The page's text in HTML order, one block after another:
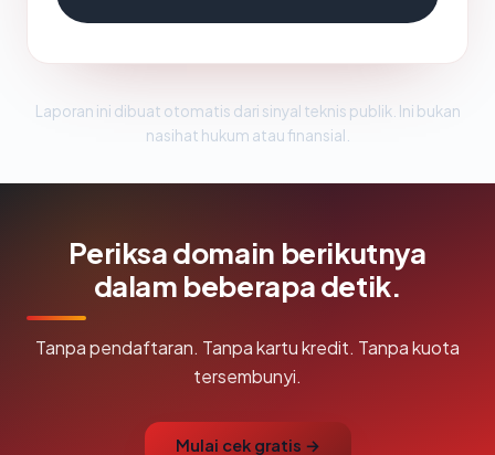
Laporan ini dibuat otomatis dari sinyal teknis publik. Ini bukan
nasihat hukum atau finansial.
Periksa domain berikutnya
dalam beberapa detik.
Tanpa pendaftaran. Tanpa kartu kredit. Tanpa kuota
tersembunyi.
Mulai cek gratis →